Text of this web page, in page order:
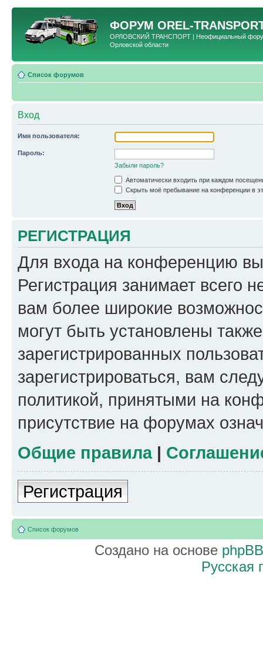
ФОРУМ OREL-
ОРЛОВСКИЙ ТРАНСПОРТ | Неофициальный форум
Орловской области
Список форумов
Вход
Имя пользователя:
Пароль:
Забыли пароль?
Автоматически входить при каждом
Скрыть моё пребывание на конференции в
РЕГИСТРАЦИЯ
Для входа на конференцию
Регистрация занимает всего
вам более широкие
могут быть установлены
зарегистрированных
зарегистрироваться, вам
политикой, принятыми на
присутствие на форумах
Общие правила|
Регистрация
Список форумов
Создано на основе phpBB
Русская